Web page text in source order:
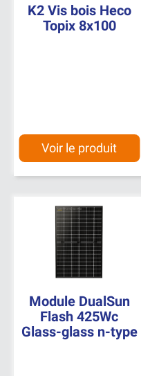
K2 Vis bois Heco
Topix 8x100
Voir le produit
Module DualSun
Flash 425Wc
Glass-glass n-type